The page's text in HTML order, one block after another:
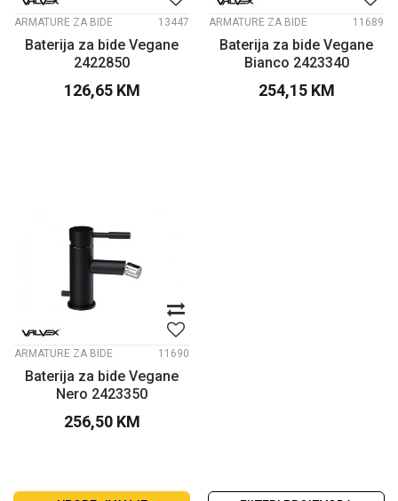
ARMATURE ZA BIDE 13447
Baterija za bide Vegane
2422850
126,65 KM
ARMATURE ZA BIDE 11689
Baterija za bide Vegane
Bianco 2423340
254,15 KM
ARMATURE ZA BIDE 11690
Baterija za bide Vegane
Nero 2423350
256,50 KM